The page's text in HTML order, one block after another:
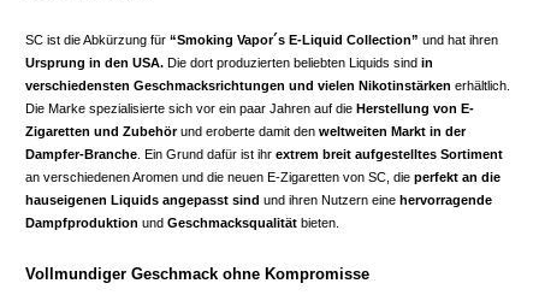
SC ist die Abkürzung für “Smoking Vapor´s E-Liquid Collection” und hat ihren
Ursprung in den USA. Die dort produzierten beliebten Liquids sind in
verschiedensten Geschmacksrichtungen und vielen Nikotinstärken erhältlich.
Die Marke spezialisierte sich vor ein paar Jahren auf die Herstellung von E-
Zigaretten und Zubehörund eroberte damit den weltweiten Markt in der
Dampfer-Branche . Ein Grund dafür ist ihr extrem breit aufgestelltes Sortiment
an verschiedenen Aromen und die neuen E-Zigaretten von SC, die perfekt an die
hauseigenen Liquids angepasst sind und ihren Nutzern eine hervorragende
Dampfproduktion und Geschmacksqualität bieten.
Vollmundiger Geschmack ohne Kompromisse